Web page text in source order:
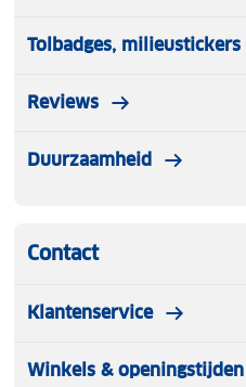
Tolbadges,
Reviews
Duurzaamheid
Contact
Klantenservice
Winkels & openingstijden